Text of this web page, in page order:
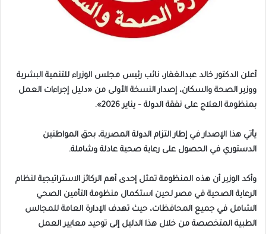
أعلن الدكتور خالد عبدالغفار، نائب رئيس مجلس الوزراء للتنمية البشرية
ووزير الصحة والسكان، إصدار النسخة الأولى من «دليل إجراءات العمل
بمنظومة العلاج على نفقة الدولة – يناير 2026».
يأتي هذا الإصدار في إطار التزام الدولة المصرية، بحق المواطنين
الدستوري في الحصول على رعاية صحية عادلة وشاملة.
وأكد الوزير أن هذه المنظومة تمثل إحدى أهم الركائز الاستراتيجية لنظام
الرعاية الصحية في مصر لحين استكمال منظومة التأمين الصحي
الشامل في جميع المحافظات، حيث تهدف الإدارة العامة للمجالس
الطبية المتخصصة من خلال هذا الدليل إلى توحيد معايير العمل